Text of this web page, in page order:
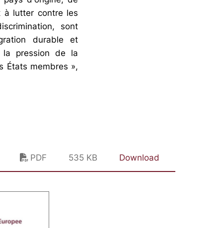
à lutter contre les
sont
durable et
la pression de la
États membres »,
PDF 535 KB Download